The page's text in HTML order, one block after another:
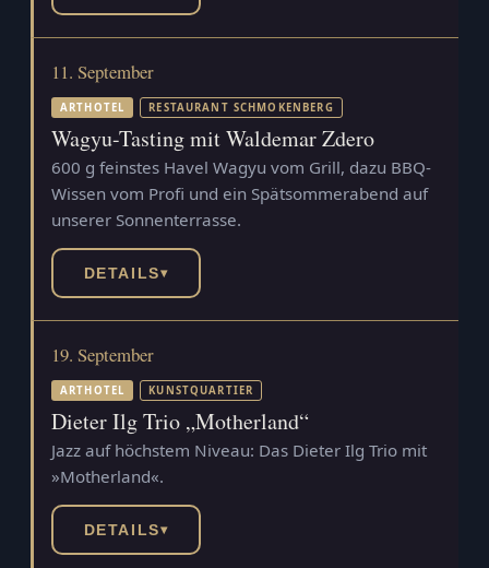
11. September
ARTHOTEL RESTAURANT SCHMOKENBERG
Wagyu-Tasting mit Waldemar Zdero
600 g feinstes Havel Wagyu vom Grill, dazu BBQ-
Wissen vom Profi und ein Spätsommerabend auf
unserer Sonnenterrasse.
DETAILS▾
19. September
ARTHOTEL KUNSTQUARTIER
Dieter Ilg Trio „Motherland“
Jazz auf höchstem Niveau: Das Dieter Ilg Trio mit
»Motherland«.
DETAILS▾